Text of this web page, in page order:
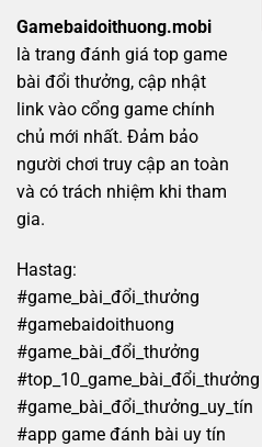
rủi
Gamebaidoithuong.mobi
là trang đánh giá top game
bài đổi thưởng, cập nhật
link vào cổng game chính
chủ mới nhất. Đảm bảo
người chơi truy cập an toàn
và có trách nhiệm khi tham
gia.
Hastag:
#game_bài_đổi_thưởng
#gamebaidoithuong
#game_bài_đổi_thưởng
#top_10_game_bài_đổi_thưởng
#game_bài_đổi_thưởng_uy_tín
#app game đánh bài uy tín